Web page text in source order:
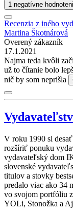
1 negatívne
Recenzia z iného
Martina Škotnárová
Overený zákazník
17.1.2021
Najma teda kvôli
už to čítanie bolo
nič by som neprišla
V roku 1990 si
rozšíriť ponuku
vydavateľský dom
slovenské
titulov a stovky
predalo viac ako 34
vo svojom portfóliu
YOLi, Stonožka a